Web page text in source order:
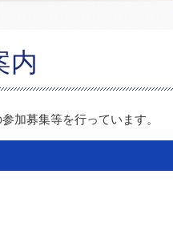
内
加募集等を行っています。